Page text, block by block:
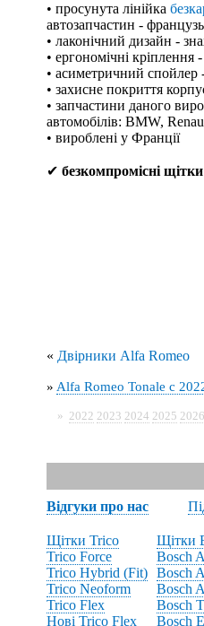
• просунута лінійка
автозапчастин -
• лаконічний дизайн -
• ергономічні кріплення
• асиметричний спойлер -
• захисне покриття
• запчастини даного
автомобілів: BMW,
• вироблені у Франції
✔ безкомпромісні
« Двірники Alfa Romeo
» Alfa Romeo Tonale с
» 2022 2023 2024 2025 2026
Відгуки про нас
Щітки Trico
Trico Force
Trico Hybrid (Fit)
Trico Neoform
Trico Flex
Нові Trico Flex
Щітки
Bosch
Bosch
Bosch
Bosch
Bosch